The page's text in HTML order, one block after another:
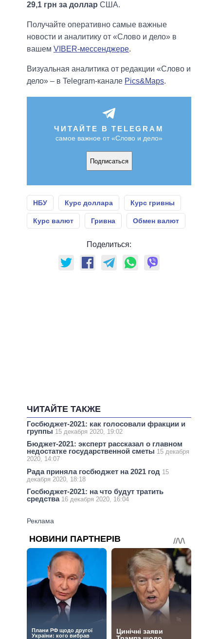
29,1 грн за доллар США.
Получайте оперативно самые важные
новости и аналитику от «Слово и дело» в
вашем VIBER-мессенджере.
Визуальная аналитика от редакции «Слово и
дело» – в Telegram-канале Pics&Maps.
ЧИТАЙТЕ В TELEGRAM
самое важное от «Слово и дело»
Подписаться
НБУ Курс доллара Курс гривны
Курс валют Гривна Обмен валют
Поделиться:
ЧИТАЙТЕ ТАКЖЕ
Госбюджет-2021: как голосовали фракции и
группы 15 декабря 2020, 19:02
Бюджет-2021: эксперт рассказал о главном
недостатке государственной сметы 15 декабря
2020, 14:07
Рада приняла госбюджет на 2021 год 15
декабря 2020, 18:18
Госбюджет-2021: на что будут тратить
средства 16 декабря 2020, 16:04